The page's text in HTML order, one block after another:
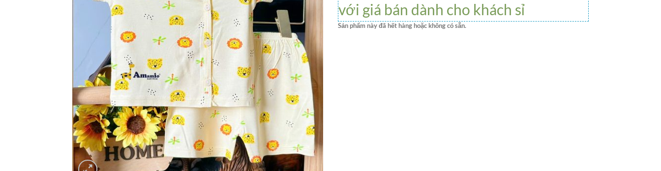
với giá bán dành cho khách sỉ
Sản phẩm này đã hết hàng hoặc không có sẵn.